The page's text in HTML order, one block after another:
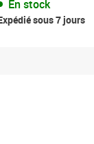
En stock
sous 7 jours